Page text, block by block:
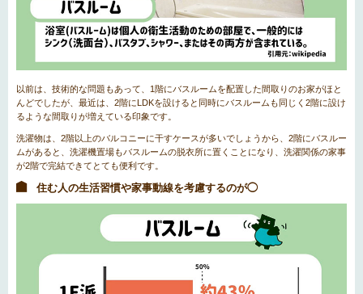
以前は、技術的な問題もあって、1階にバスルームを配置した間取りのお家がほと
んどでしたが、最近は、2階にLDKを設けると同時にバスルームも同じく2階に設け
るような間取りが増えている印象です。
洗濯物は、2階以上のバルコニーに干すケースが多いでしょうから、2階にバスルー
ムがあると、洗濯機置場もバスルームの脱衣所に置くことになり、洗濯関係の家事
が2階で完結できてとても便利です。
住む人の生活習慣や家事動線を考慮するのが◯